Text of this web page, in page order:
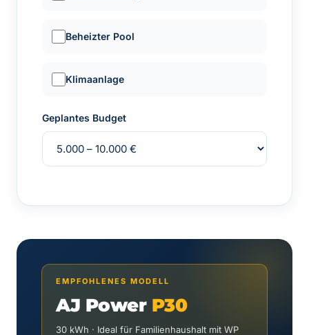
Beheizter Pool
Klimaanlage
Geplantes Budget
EMPFOHLENES MODELL
AJ Power P30
30 kWh · Ideal für Familienhaushalt mit WP